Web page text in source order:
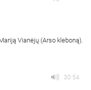
Vianėjų (Arso kleboną).
30:54